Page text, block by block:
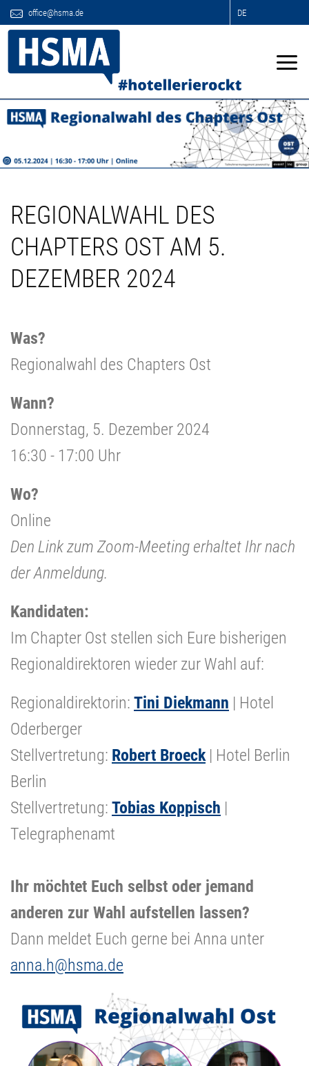
office@hsma.de DE
REGIONALWAHL DES
CHAPTERS OST AM 5.
DEZEMBER 2024
Was?
Regionalwahl des Chapters Ost
Wann?
Donnerstag, 5. Dezember 2024
16:30 - 17:00 Uhr
Wo?
Online
Den Link zum Zoom-Meeting erhaltet Ihr nach
der Anmeldung.
Kandidaten:
Im Chapter Ost stellen sich Eure bisherigen
Regionaldirektoren wieder zur Wahl auf:
Regionaldirektorin: Tini Diekmann | Hotel
Oderberger
Stellvertretung: Robert Broeck | Hotel Berlin
Berlin
Stellvertretung: Tobias Koppisch |
Telegraphenamt
Ihr möchtet Euch selbst oder jemand
anderen zur Wahl aufstellen lassen?
Dann meldet Euch gerne bei Anna unter
anna.h@hsma.de